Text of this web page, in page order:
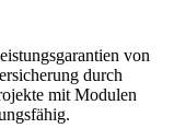
von
durch
mit Modulen